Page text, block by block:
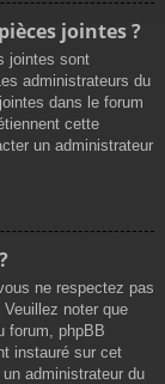
jointes ?
jointes sont
administrateurs du
dans le forum
cette
un administrateur
ne respectez pas
noter que
forum, phpBB
instauré sur cet
administrateur du